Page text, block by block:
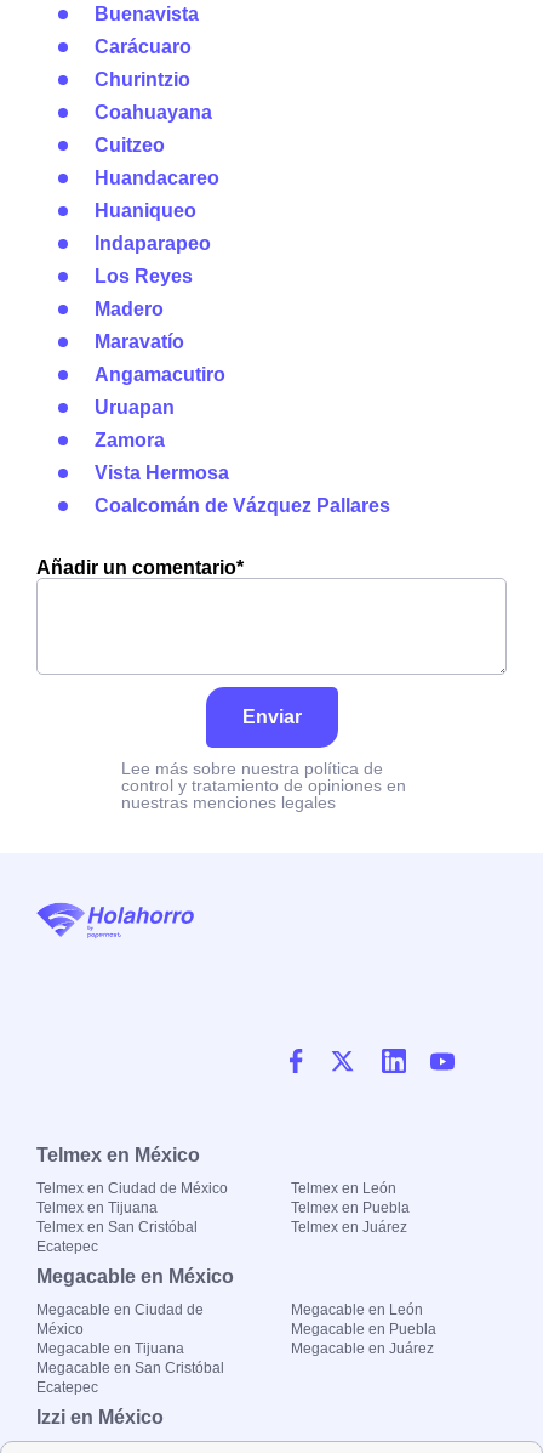
Buenavista
Carácuaro
Churintzio
Coahuayana
Cuitzeo
Huandacareo
Huaniqueo
Indaparapeo
Los Reyes
Madero
Maravatío
Angamacutiro
Uruapan
Zamora
Vista Hermosa
Coalcomán de Vázquez Pallares
Añadir un comentario*
Enviar
Lee más sobre nuestra política de
control y tratamiento de opiniones en
nuestras menciones legales
Telmex en México
Telmex en Ciudad de México
Telmex en Tijuana
Telmex en San Cristóbal
Ecatepec
Telmex en León
Telmex en Puebla
Telmex en Juárez
Megacable en México
Megacable en Ciudad de
México
Megacable en Tijuana
Megacable en San Cristóbal
Ecatepec
Megacable en León
Megacable en Puebla
Megacable en Juárez
Izzi en México